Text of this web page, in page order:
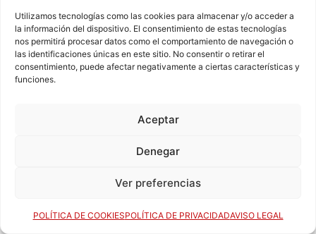
Utilizamos tecnologías como las cookies para almacenar y/o acceder a
la información del dispositivo. El consentimiento de estas tecnologías
nos permitirá procesar datos como el comportamiento de navegación o
las identificaciones únicas en este sitio. No consentir o retirar el
consentimiento, puede afectar negativamente a ciertas características y
funciones.
Aceptar
Denegar
Ver preferencias
POLÍTICA DE COOKIESPOLÍTICA DE PRIVACIDADAVISO LEGAL
TEMPORADA 2003-04
TEMPORADA 2003-04